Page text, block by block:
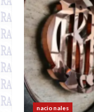
nacionales